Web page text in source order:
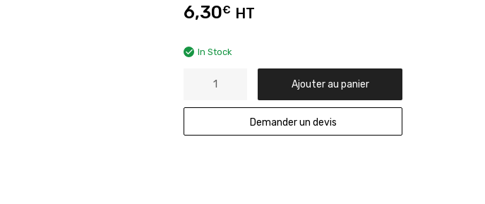
6,30€ HT
In Stock
Ajouter au panier
Demander un devis